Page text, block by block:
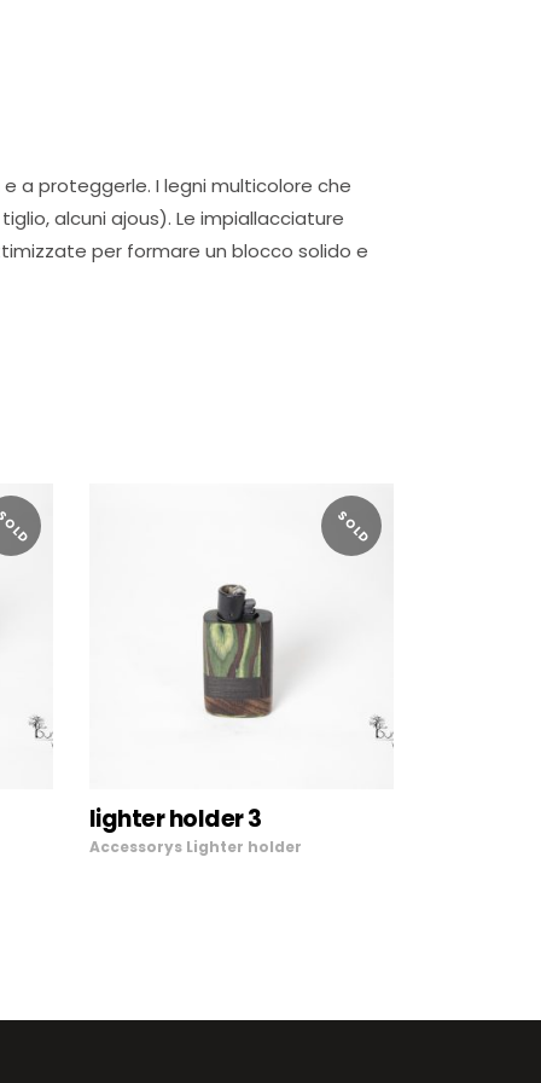
a proteggerle. I legni multicolore che
alcuni ajous). Le impiallacciature
per formare un blocco solido e
SOLD
LEGGI TUTTO
lighter holder 3
Accessorys Lighter holder